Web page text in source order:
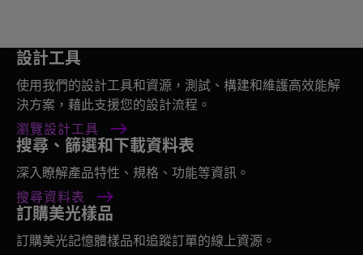
設計工具
使用我們的設計工具和資源，測試、構建和維護高效能解
決方案，藉此支援您的設計流程。
瀏覽設計工具
搜尋、篩選和下載資料表
深入瞭解產品特性、規格、功能等資訊。
搜尋資料表
訂購美光樣品
訂購美光記憶體樣品和追蹤訂單的線上資源。